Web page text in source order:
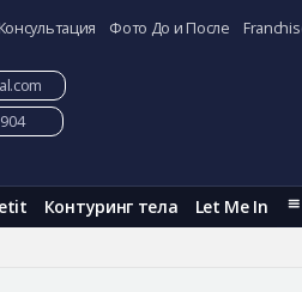
Консультация Фото До и После
Контуринг тела Let Me In